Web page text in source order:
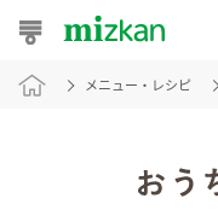
おうちレシピ
メニュー・レシピ